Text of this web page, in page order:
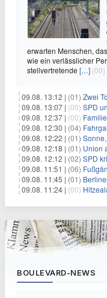
erwarten Menschen,
wie ein verlässlicher
stellvertretende […] (00)
09.08. 13:12 | (01) Zwei
09.08. 13:07 | (00) SPD
09.08. 12:37 | (00)
09.08. 12:30 | (04)
09.08. 12:22 | (01)
09.08. 12:18 | (01) Union
09.08. 12:12 | (02) SPD
09.08. 11:51 | (06)
09.08. 11:45 | (01) Berliner
09.08. 11:24 | (00)
BOULEVARD-NEWS